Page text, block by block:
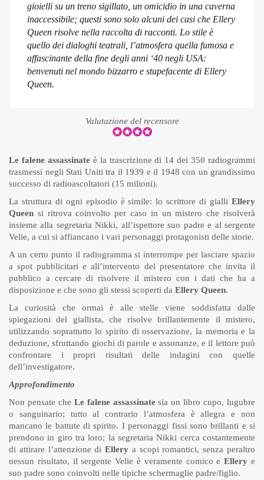
gioielli su un treno sigillato, un omicidio in una caverna
inaccessibile; questi sono solo alcuni dei casi che Ellery
Queen risolve nella raccolta di racconti. Lo stile è
quello dei dialoghi teatrali, l’atmosfera quella fumosa e
affascinante della fine degli anni ‘40 negli USA:
benvenuti nel mondo bizzarro e stupefacente di Ellery
Queen.
Valutazione del recensore
Le falene assassinateè la trascrizione di 14 dei 350 radiogrammi
trasmessi negli Stati Uniti tra il 1939 e il 1948 con un grandissimo
successo di radioascoltatori (15 milioni).
La struttura di ogni episodio è simile: lo scrittore di gialli Ellery
Queen si ritrova coinvolto per caso in un mistero che risolverà
insieme alla segretaria Nikki, all’ispettore suo padre e al sergente
Velie, a cui si affiancano i vari personaggi protagonisti delle storie.
A un certo punto il radiogramma si interrompe per lasciare spazio
a spot pubblicitari e all’intervento del presentatore che invita il
pubblico a cercare di risolvere il mistero con i dati che ha a
disposizione e che sono gli stessi scoperti da Ellery Queen.
La curiosità che ormai è alle stelle viene soddisfatta dalle
spiegazioni del giallista, che risolve brillantemente il mistero,
utilizzando soprattutto lo spirito di osservazione, la memoria e la
deduzione, sfruttando giochi di parole e assonanze, e il lettore può
confrontare i propri risultati delle indagini con quelle
dell’investigatore.
Approfondimento
Non pensate che Le falene assassinatesia un libro cupo, lugubre
o sanguinario; tutto al contrario l’atmosfera è allegra e non
mancano le battute di spirito. I personaggi fissi sono brillanti e si
prendono in giro tra loro; la segretaria Nikki cerca costantemente
di attirare l’attenzione diEllery a scopi romantici, senza peraltro
nessun risultato, il sergente Velie è veramente comico eEllery e
suo padre sono coinvolti nelle tipiche schermaglie padre/figlio.